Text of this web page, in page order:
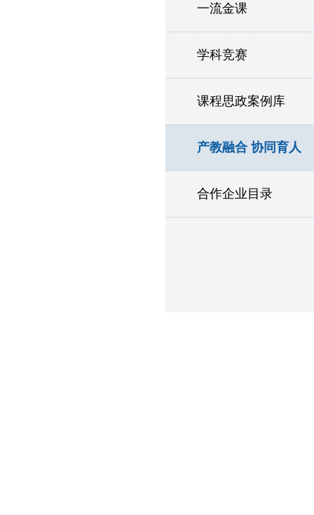
一流金课
学科竞赛
课程思政案例库
产教融合 协同育人
合作企业目录